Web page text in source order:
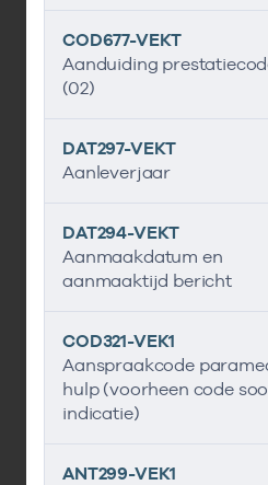
COD677-VEKT
Aanduiding
(02)
DAT297-VEKT
Aanleverjaar
DAT294-VEKT
Aanmaakdatum en
aanmaaktijd bericht
COD321-VEK1
Aanspraakcode
hulp (voorheen code
indicatie)
ANT299-VEK1